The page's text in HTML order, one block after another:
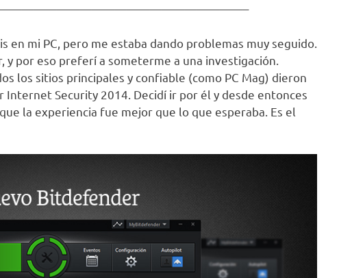
mi PC, pero me estaba dando problemas muy seguido.
y por eso preferí a someterme a una investigación.
los sitios principales y confiable (como PC Mag) dieron
Security 2014. Decidí ir por él y desde entonces
la experiencia fue mejor que lo que esperaba. Es el